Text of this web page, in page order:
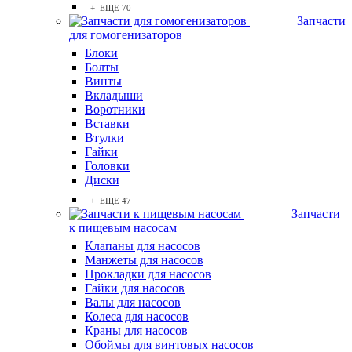
+ ЕЩЕ 70
Запчасти
для гомогенизаторов
Блоки
Болты
Винты
Вкладыши
Воротники
Вставки
Втулки
Гайки
Головки
Диски
+ ЕЩЕ 47
Запчасти
к пищевым насосам
Клапаны для насосов
Манжеты для насосов
Прокладки для насосов
Гайки для насосов
Валы для насосов
Колеса для насосов
Краны для насосов
Обоймы для винтовых насосов